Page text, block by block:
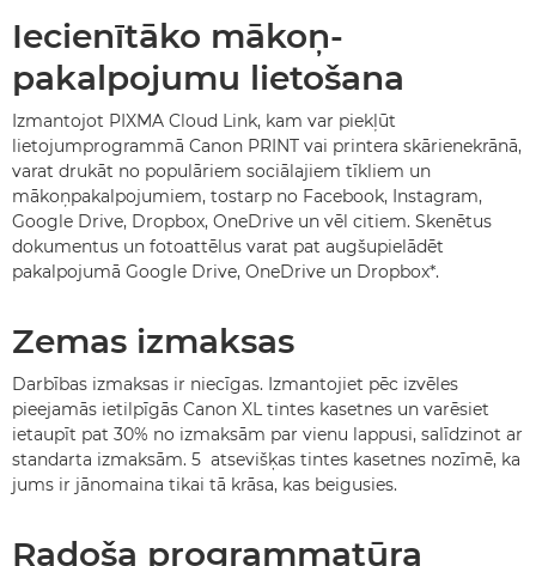
Iecienītāko mākoņ-
pakalpojumu lietošana
Izmantojot PIXMA Cloud Link, kam var piekļūt
lietojumprogrammā Canon PRINT vai printera skārienekrānā,
varat drukāt no populāriem sociālajiem tīkliem un
mākoņpakalpojumiem, tostarp no Facebook, Instagram,
Google Drive, Dropbox, OneDrive un vēl citiem. Skenētus
dokumentus un fotoattēlus varat pat augšupielādēt
pakalpojumā Google Drive, OneDrive un Dropbox*.
Zemas izmaksas
Darbības izmaksas ir niecīgas. Izmantojiet pēc izvēles
pieejamās ietilpīgās Canon XL tintes kasetnes un varēsiet
ietaupīt pat 30% no izmaksām par vienu lappusi, salīdzinot ar
standarta izmaksām. 5 atsevišķas tintes kasetnes nozīmē, ka
jums ir jānomaina tikai tā krāsa, kas beigusies.
Radoša programmatūra